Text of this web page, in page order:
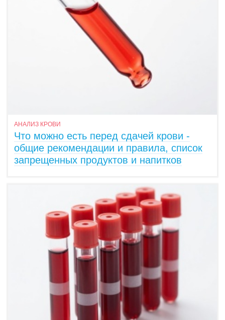
АНАЛИЗ КРОВИ
Что можно есть перед сдачей крови -
общие рекомендации и правила, список
запрещенных продуктов и напитков